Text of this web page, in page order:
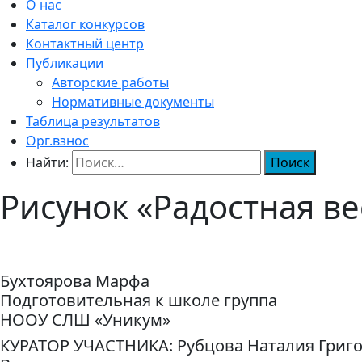
О нас
Каталог конкурсов
Контактный центр
Публикации
Авторские работы
Нормативные документы
Таблица результатов
Орг.взнос
Найти:
Рисунок «Радостная
Бухтоярова Марфа
Подготовительная к школе группа
НООУ СЛШ «Уникум»
КУРАТОР УЧАСТНИКА: Рубцова Наталия